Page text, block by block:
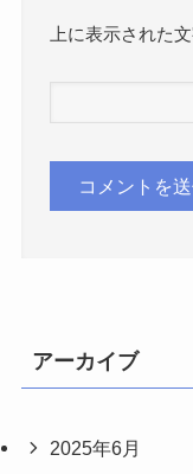
上に表示された
アーカイブ
2025年6月